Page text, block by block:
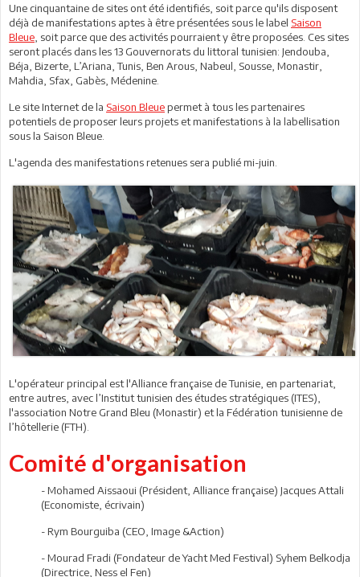
Une cinquantaine de sites ont été identifiés, soit parce qu'ils disposent
déjà de manifestations aptes à être présentées sous le label Saison
Bleue , soit parce que des activités pourraient y être proposées. Ces sites
seront placés dans les 13 Gouvernorats du littoral tunisien: Jendouba,
Béja, Bizerte, L’Ariana, Tunis, Ben Arous, Nabeul, Sousse, Monastir,
Mahdia, Sfax, Gabès, Médenine.
Le site Internet de la Saison Bleuepermet à tous les partenaires
potentiels de proposer leurs projets et manifestations à la labellisation
sous la Saison Bleue.
L'agenda des manifestations retenues sera publié mi-juin.
L'opérateur principal est l'Alliance française de Tunisie, en partenariat,
entre autres, avec l’Institut tunisien des études stratégiques (ITES),
l'association Notre Grand Bleu (Monastir) et la Fédération tunisienne de
l’hôtellerie (FTH).
Comité d'organisation
- Mohamed Aissaoui (Président, Alliance française) Jacques Attali
(Economiste, écrivain)
- Rym Bourguiba (CEO, Image &Action)
- Mourad Fradi (Fondateur de Yacht Med Festival) Syhem Belkodja
(Directrice, Ness el Fen)